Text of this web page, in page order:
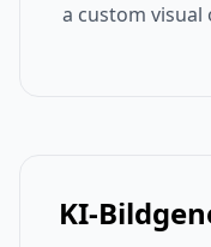
a custom
KI-